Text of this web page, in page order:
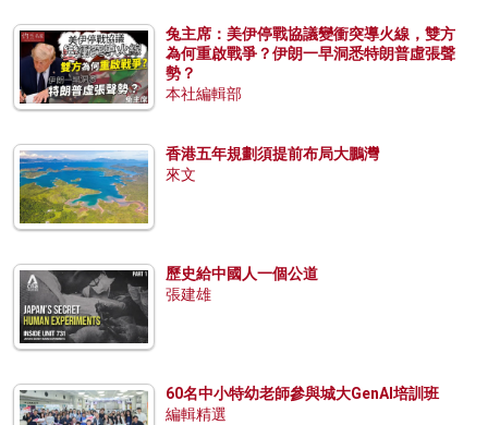
兔主席：美伊停戰協議變衝突導火線，雙方
為何重啟戰爭？伊朗一早洞悉特朗普虛張聲
勢？
本社編輯部
香港五年規劃須提前布局大鵬灣
來文
歷史給中國人一個公道
張建雄
60名中小特幼老師參與城大GenAI培訓班
編輯精選